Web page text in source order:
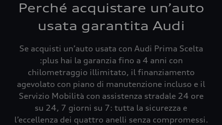
Perché acquistare un’auto
usata garantita Audi
Se acquisti un’auto usata con Audi Prima Scelta
:plus hai la garanzia fino a 4 anni con
chilometraggio illimitato, il finanziamento
agevolato con piano di manutenzione incluso e il
Servizio Mobilità con assistenza stradale 24 ore
su 24, 7 giorni su 7: tutta la sicurezza e
l’eccellenza dei quattro anelli senza compromessi.